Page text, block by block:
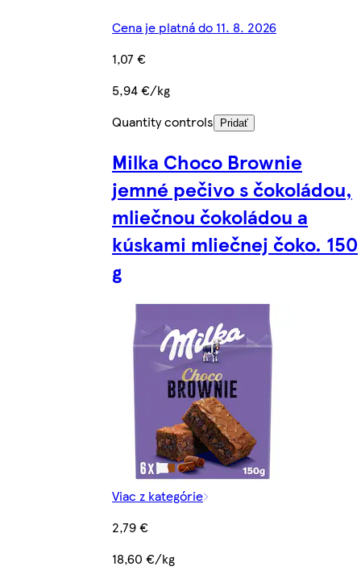
Cena je platná do 11. 8. 2026
1,07 €
5,94 €/kg
Quantity controls
Pridať
Milka Choco Brownie
jemné pečivo s čokoládou,
mliečnou čokoládou a
kúskami mliečnej čoko. 150
g
Viac z kategórie
2,79 €
18,60 €/kg